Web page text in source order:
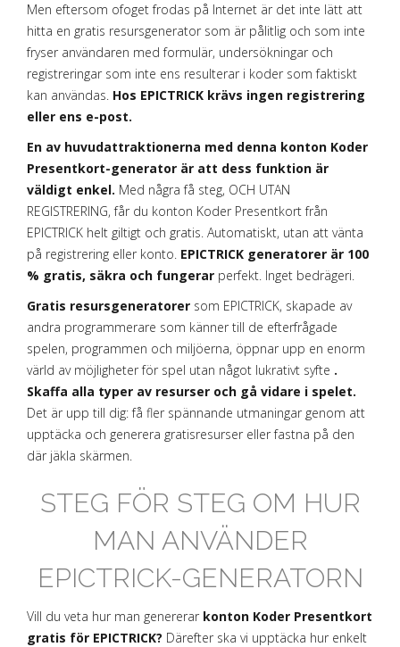
Men eftersom ofoget frodas på Internet är det inte lätt att
hitta en gratis resursgenerator som är pålitlig och som inte
fryser användaren med formulär, undersökningar och
registreringar som inte ens resulterar i koder som faktiskt
kan användas. Hos EPICTRICK krävs ingen registrering
eller ens e-post.
En av huvudattraktionerna med denna konton Koder
Presentkort-generator är att dess funktion är
väldigt enkel. Med några få steg, OCH UTAN
REGISTRERING, får du konton Koder Presentkort från
EPICTRICK helt giltigt och gratis. Automatiskt, utan att vänta
på registrering eller konto. EPICTRICK generatorer är 100
% gratis, säkra och fungerar perfekt. Inget bedrägeri.
Gratis resursgeneratorer som EPICTRICK, skapade av
andra programmerare som känner till de efterfrågade
spelen, programmen och miljöerna, öppnar upp en enorm
värld av möjligheter för spel utan något lukrativt syfte .
Skaffa alla typer av resurser och gå vidare i spelet.
Det är upp till dig: få fler spännande utmaningar genom att
upptäcka och generera gratisresurser eller fastna på den
där jäkla skärmen.
STEG FÖR STEG OM HUR
MAN ANVÄNDER
EPICTRICK-GENERATORN
Vill du veta hur man genererar konton Koder Presentkort
gratis för EPICTRICK? Därefter ska vi upptäcka hur enkelt